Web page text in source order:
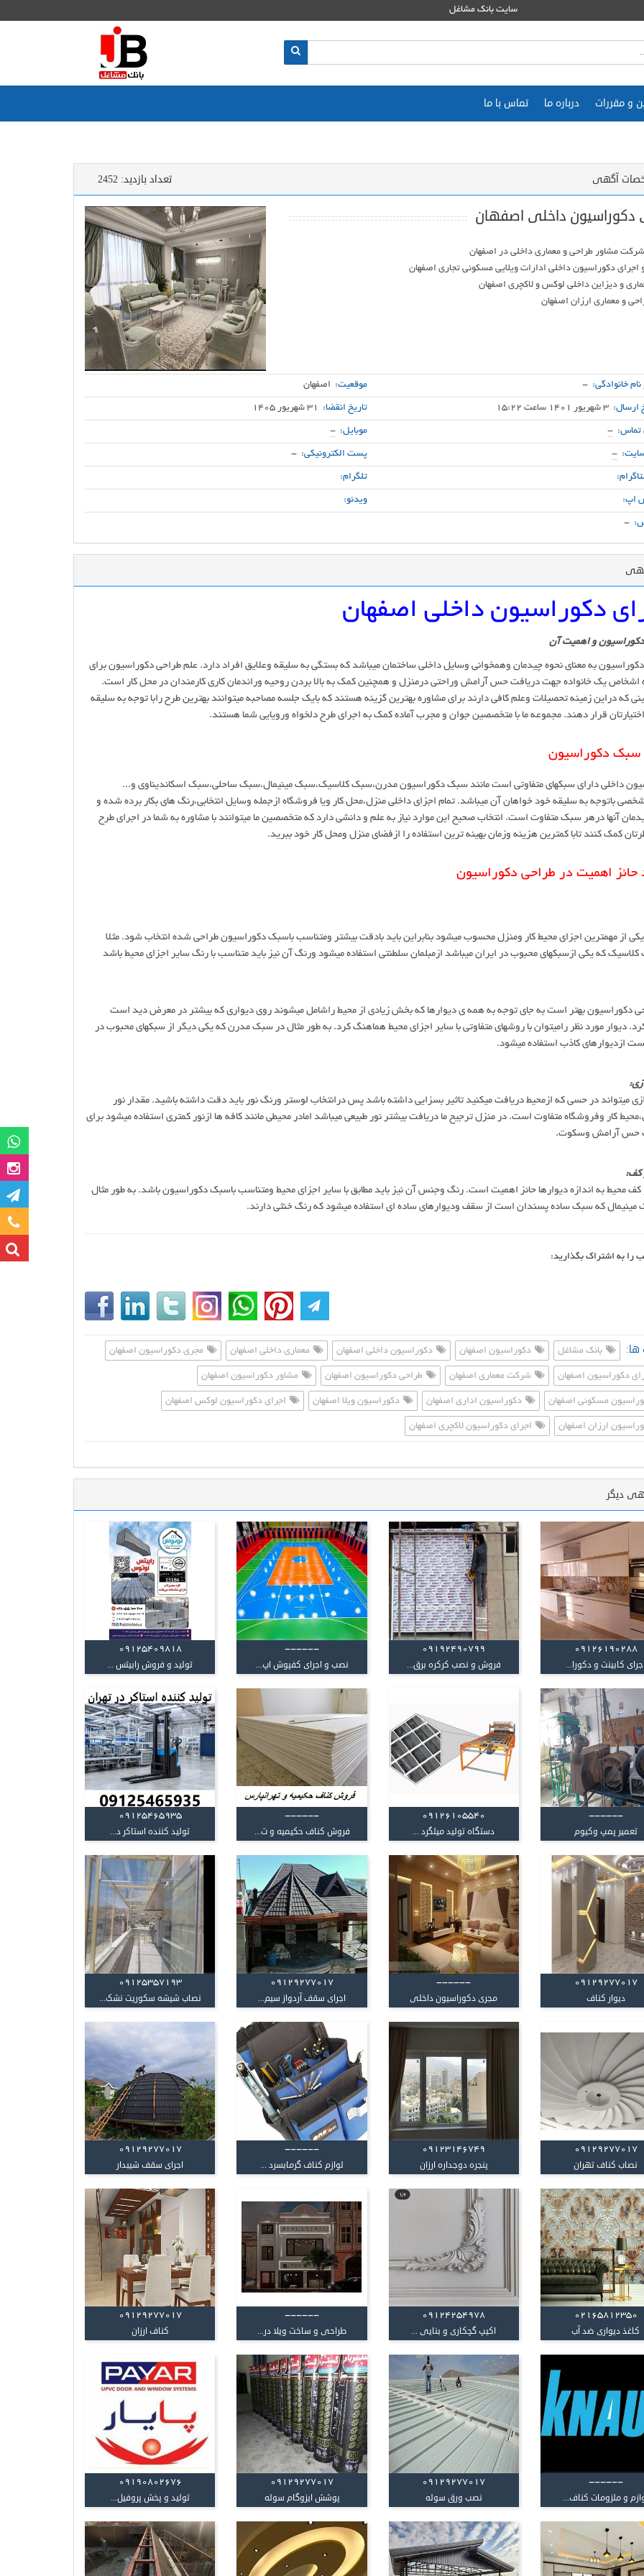
سایت بانک مشاغل
و مقررات درباره ما تماس با ما
آگهی تعداد بازدید: 2452
دکوراسیون داخلی اصفهان
و معماری ارزان اصفهان
نام خانوادگی: - موقعیت: اصفهان
ارسال: 3 شهریور 1401 ساعت 15:22 تاریخ انقضا: 31 شهریور 1405
تماس: - موبایل: -
- پست الکترونیکی: -
تلگرام:
اپ: ویدئو:
-
دکوراسیون داخلی اصفهان
و اهمیت آن
به معنای نحوه چیدمان وهمخوانی وسایل داخلی ساختمان میباشد که بستگی به سلیقه وعلایق افراد دارد. علم طراحی دکوراسیون برای
اشخاص یک خانواده جهت دریافت حس آرامش وراحتی درمنزل و همچنین کمک به بالا بردن روحیه وراندمان کاری کارمندان در محل کار است.
که دراین زمینه تحصیلات وعلم کافی دارند برای مشاوره بهترین گزینه هستند که بایک جلسه مصاحبه میتوانند بهترین طرح رابا توجه به سلیقه
قرار دهند. مجموعه ما با متخصصین جوان و مجرب آماده کمک به اجرای طرح دلخواه ورویایی شما هستند.
سبک دکوراسیون
داخلی دارای سبکهای متفاوتی است مانند سبک دکوراسیون مدرن،سبک کلاسیک،سبک مینیمال،سبک ساحلی،سبک اسکاندیناوی و...
باتوجه به سلیقه خود خواهان آن میباشد. تمام اجزای داخلی منزل،محل کار ویا فروشگاه ازجمله وسایل انتخابی،رنگ های بکار برده شده و
آنها درهر سبک متفاوت است. انتخاب صحیح این موارد نیاز به علم و دانشی دارد که متخصصین ما میتوانند با مشاوره به شما در اجرای طرح
کمک کنند تابا کمترین هزینه وزمان بهینه ترین استفاده را ازفضای منزل ومحل کار خود ببرید.
حائز اهمیت در طراحی دکوراسیون
یکی از مهمترین اجزای محیط کار ومنزل محسوب میشود بنابراین باید بادقت بیشتر ومتناسب باسبک دکوراسیون طراحی شده انتخاب شود. مثلا
که یکی ازسبکهای محبوب در ایران میباشد ازمبلمان سلطنتی استفاده میشود ورنگ آن نیز باید متناسب با رنگ سایر اجزای محیط باشد
دکوراسیون بهتر است به جای توجه به همه ی دیوارها که بخش زیادی از محیط راشامل میشوند روی دیواری که بیشتر در معرض دید است
دیوار مورد نظر رامیتوان با روشهای متفاوتی با سایر اجزای محیط هماهنگ کرد. به طور مثال در سبک مدرن که یکی دیگر از سبکهای محبوب در
ازدیوارهای کاذب استفاده میشود.
میتواند در حسی که ازمحیط دریافت میکنید تاثیر بسزایی داشته باشد پس درانتخاب لوستر ورنگ نور باید دقت داشته باشید. مقدار نور
کار وفروشگاه متفاوت است. در منزل ترجیح ما دریافت بیشتر نور طبیعی میباشد امادر محیطی مانند کافه ها ازنور کمتری استفاده میشود برای
حس آرامش وسکوت.
کف:
محیط به اندازه دیوارها حائز اهمیت است. رنگ وجنس آن نیز باید مطابق با سایر اجزای محیط ومتناسب باسبک دکوراسیون باشد. به طور مثال
مینیمال که سبک ساده پسندان است از سقف ودیوارهای ساده ای استفاده میشود که رنگ خنثی دارند.
را به اشتراک بگذارید:
ها: بانک مشاغل دکوراسیون اصفهان دکوراسیون داخلی اصفهان معماری داخلی اصفهان مجری دکوراسیون اصفهان
دکوراسیون اصفهان شرکت معماری اصفهان طراحی دکوراسیون اصفهان مشاور دکوراسیون اصفهان
مسکونی اصفهان دکوراسیون اداری اصفهان دکوراسیون ویلا اصفهان اجرای دکوراسیون لوکس اصفهان
ارزان اصفهان اجرای دکوراسیون لاکچری اصفهان
دیگر
09126190288
کابینت و دکورا...
09192490799
فروش و نصب کرکره برق...
------
نصب و اجرای کفپوش اپ...
09125409818
تولید و فروش رابیتس ...
------
تعمیر پمپ وکیوم
09126105540
دستگاه تولید میلگرد ...
------
فروش کناف حکیمیه و ت...
09125465935
تولید کننده استاکر د...
09129277017
دیوار کناف
------
مجری دکوراسیون داخلی
09129277017
اجرای سقف آردواز سیم...
09125357193
نصاب شیشه سکوریت نشک...
09129277017
نصاب کناف تهران
09123146749
پنجره دوجداره ارزان
------
لوازم کناف گرمابسرد ...
09129277017
اجرای سقف شیبدار
02165812350
کاغذ دیواری ضد آب
09124254978
اکیپ گچکاری و بنایی ...
------
طراحی و ساخت ویلا در...
09129277017
کناف ارزان
------
و ملزومات کناف...
09129277017
نصب ورق سوله
09129277017
پوشش ایزوگام سوله
09190802676
تولید و پخش پروفیل‌‌...